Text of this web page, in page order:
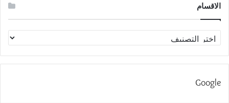
الاقسام
الاقسام
Google